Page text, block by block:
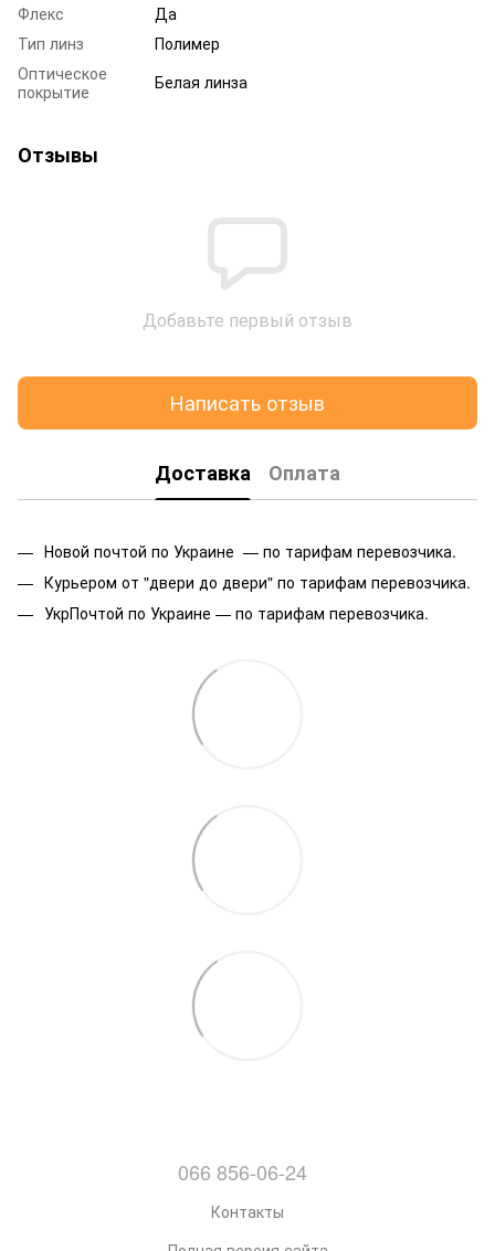
Флекс
Да
Тип линз
Полимер
Оптическое
покрытие
Белая линза
Отзывы
Добавьте первый отзыв
Написать отзыв
Доставка Оплата
Новой почтой по Украине — по тарифам перевозчика.
Курьером от "двери до двери" по тарифам перевозчика.
УкрПочтой по Украине — по тарифам перевозчика.
066 856-06-24
Контакты